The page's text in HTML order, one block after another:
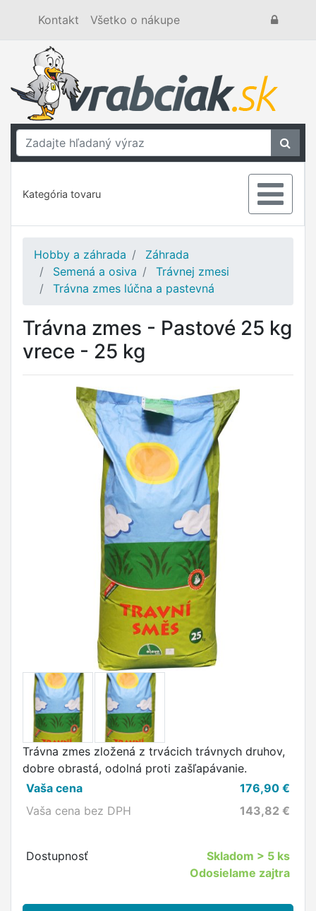
Kontakt Všetko o nákupe
Kategória tovaru
Hobby a záhrada
Záhrada
Semená a osiva
Trávnej zmesi
Trávna zmes lúčna a pastevná
Trávna zmes - Pastové 25 kg
vrece - 25 kg
Trávna zmes zložená z trvácich trávnych druhov,
dobre obrastá, odolná proti zašľapávanie.
Vaša cena
176,90 €
Vaša cena bez DPH
143,82 €
Dostupnosť Skladom > 5 ks
Odosielame zajtra